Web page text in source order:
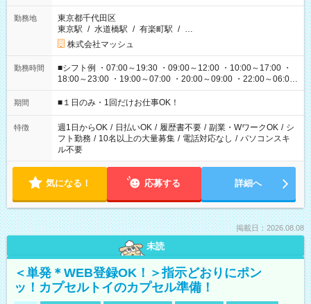
勤務地
東京都千代田区
東京駅 / 水道橋駅 / 有楽町駅 / …
株式会社マッシュ
勤務時間
■シフト例 ・07:00～19:30 ・09:00～12:00 ・10:00～17:00 ・
18:00～23:00 ・19:00～07:00 ・20:00～09:00 ・22:00～06:00
etc ★最短で3時間で5,120円のお仕事から 15時間で2万円近く稼
げるお仕事も！ ご希望のお時間に合わせてご紹介！ ※シフトは
ください！
期間 ■１日のみ・1回だけお仕事OK！
特徴 週1日からOK / 日払いOK / 履歴書不要 / 副業・WワークOK / シ
フト勤務 / 10名以上の大量募集 / 電話対応なし / パソコンスキ
ル不要
気になる！ 応募する 詳細へ
掲載日：2026.08.08
未読
＜単発＊WEB登録OK！＞指示どおりにポン
ッ！カプセルトイのカプセル準備！